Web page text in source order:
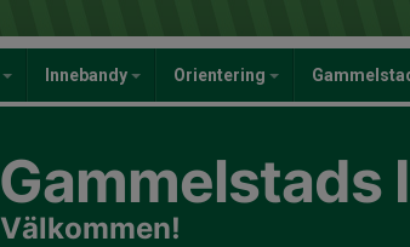
Innebandy Orientering
Gammelstads
Välkommen!